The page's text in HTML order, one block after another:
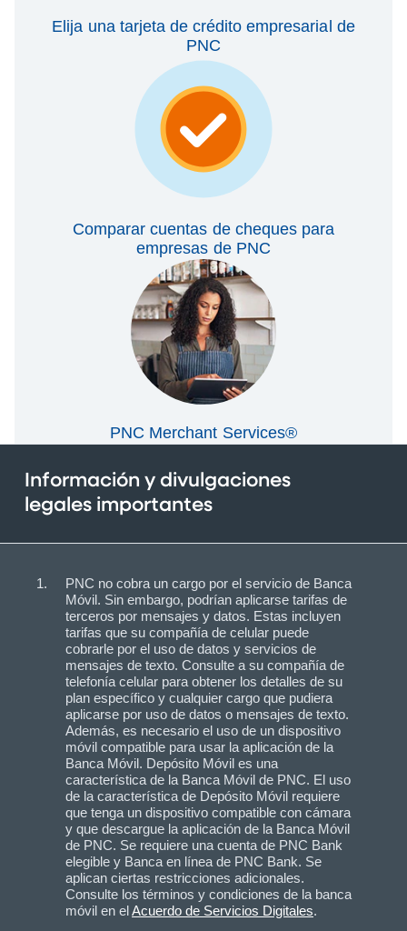
Elija una tarjeta de crédito empresarial de
PNC
Comparar cuentas de cheques para
empresas de PNC
PNC Merchant Services®
Información y divulgaciones
legales importantes
PNC no cobra un cargo por el servicio de Banca
Móvil. Sin embargo, podrían aplicarse tarifas de
terceros por mensajes y datos. Estas incluyen
tarifas que su compañía de celular puede
cobrarle por el uso de datos y servicios de
mensajes de texto. Consulte a su compañía de
telefonía celular para obtener los detalles de su
plan específico y cualquier cargo que pudiera
aplicarse por uso de datos o mensajes de texto.
Además, es necesario el uso de un dispositivo
móvil compatible para usar la aplicación de la
Banca Móvil. Depósito Móvil es una
característica de la Banca Móvil de PNC. El uso
de la característica de Depósito Móvil requiere
que tenga un dispositivo compatible con cámara
y que descargue la aplicación de la Banca Móvil
de PNC. Se requiere una cuenta de PNC Bank
elegible y Banca en línea de PNC Bank. Se
aplican ciertas restricciones adicionales.
Consulte los términos y condiciones de la banca
móvil en elAcuerdo de Servicios Digitales.